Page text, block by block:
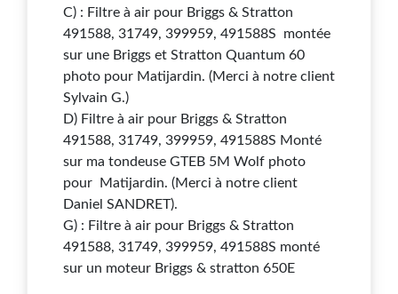
C) : Filtre à air pour Briggs & Stratton
491588, 31749, 399959, 491588S montée
sur une Briggs et Stratton Quantum 60
photo pour Matijardin. (Merci à notre client
Sylvain G.)
D) Filtre à air pour Briggs & Stratton
491588, 31749, 399959, 491588S Monté
sur ma tondeuse GTEB 5M Wolf photo
pour Matijardin. (Merci à notre client
Daniel SANDRET).
G) : Filtre à air pour Briggs & Stratton
491588, 31749, 399959, 491588S monté
sur un moteur Briggs & stratton 650E